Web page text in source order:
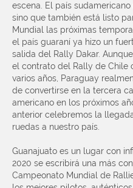
escena. El país
sino que también está listo
Mundial las próximas
el país guaraní ya hizo un
salida del Rally Dakar.
el contrato del Rally de Chile
varios años, Paraguay
de convertirse en la tercera
americano en los próximos
anterior celebremos la
ruedas a nuestro país.
Guanajuato es un lugar con
2020 se escribirá una más
Campeonato Mundial de